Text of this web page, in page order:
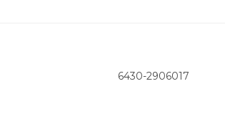
6430-2906017